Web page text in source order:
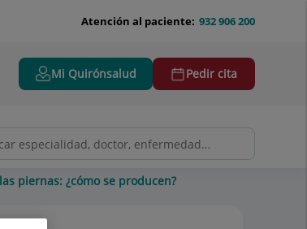
932 906 200
Atención al paciente:
Mi Quirónsalud Pedir cita
piernas: ¿cómo se producen?